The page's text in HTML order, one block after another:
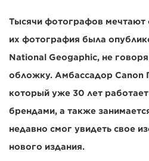
Тысячи фотографов мечтают
их фотография была
National Geogaphic, не
обложку. Амбассадор Canon
который уже 30 лет
брендами, а также
недавно смог увидеть свое
нового издания.